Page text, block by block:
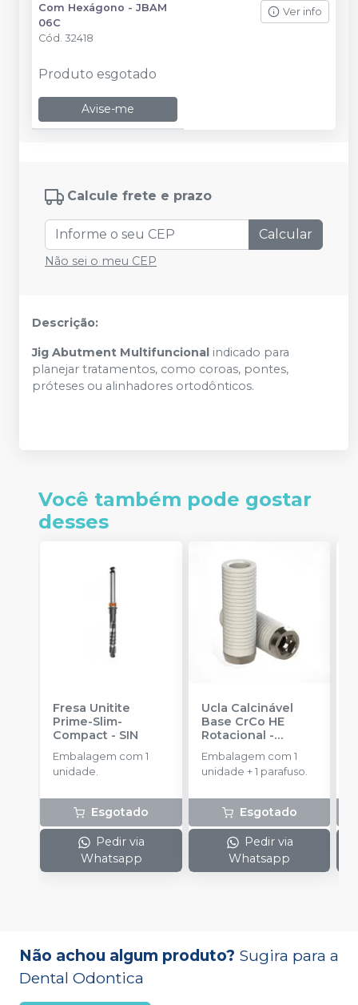
Com Hexágono - JBAM
06C
Cód. 32418
Ver info
Produto esgotado
Avise-me
Calcule frete e prazo
Calcular
Não sei o meu CEP
Descrição:
Jig Abutment Multifuncional indicado para
planejar tratamentos, como coroas, pontes,
próteses ou alinhadores ortodônticos.
Você também pode gostar
desses
Fresa Unitite
Prime-Slim-
Compact - SIN
Embalagem com 1
unidade.
Esgotado
Pedir via
Whatsapp
Ucla Calcinável
Base CrCo HE
Rotacional -
SINGULAR
Embalagem com 1
unidade + 1 parafuso.
Esgotado
Pedir via
Whatsapp
Não achou algum produto? Sugira para a
Dental Odontica